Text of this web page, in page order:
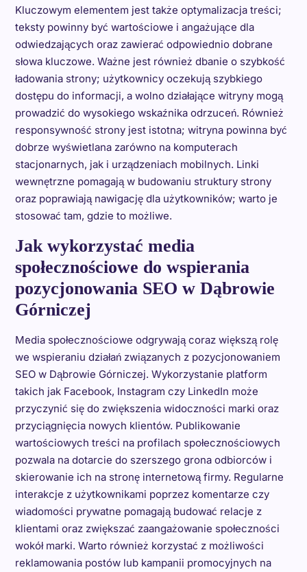
Kluczowym elementem jest także optymalizacja treści;
teksty powinny być wartościowe i angażujące dla
odwiedzających oraz zawierać odpowiednio dobrane
słowa kluczowe. Ważne jest również dbanie o szybkość
ładowania strony; użytkownicy oczekują szybkiego
dostępu do informacji, a wolno działające witryny mogą
prowadzić do wysokiego wskaźnika odrzuceń. Również
responsywność strony jest istotna; witryna powinna być
dobrze wyświetlana zarówno na komputerach
stacjonarnych, jak i urządzeniach mobilnych. Linki
wewnętrzne pomagają w budowaniu struktury strony
oraz poprawiają nawigację dla użytkowników; warto je
stosować tam, gdzie to możliwe.
Jak wykorzystać media
społecznościowe do wspierania
pozycjonowania SEO w Dąbrowie
Górniczej
Media społecznościowe odgrywają coraz większą rolę
we wspieraniu działań związanych z pozycjonowaniem
SEO w Dąbrowie Górniczej. Wykorzystanie platform
takich jak Facebook, Instagram czy LinkedIn może
przyczynić się do zwiększenia widoczności marki oraz
przyciągnięcia nowych klientów. Publikowanie
wartościowych treści na profilach społecznościowych
pozwala na dotarcie do szerszego grona odbiorców i
skierowanie ich na stronę internetową firmy. Regularne
interakcje z użytkownikami poprzez komentarze czy
wiadomości prywatne pomagają budować relacje z
klientami oraz zwiększać zaangażowanie społeczności
wokół marki. Warto również korzystać z możliwości
reklamowania postów lub kampanii promocyjnych na